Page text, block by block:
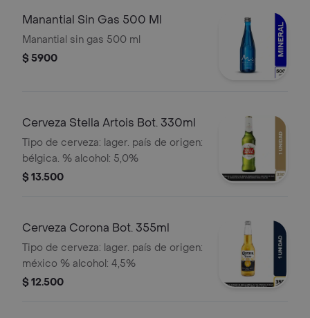
Manantial Sin Gas 500 Ml
Manantial sin gas 500 ml
$ 5900
Cerveza Stella Artois Bot. 330ml
Tipo de cerveza: lager. país de origen:
bélgica. % alcohol: 5,0%
$ 13.500
Cerveza Corona Bot. 355ml
Tipo de cerveza: lager. país de origen:
méxico % alcohol: 4,5%
$ 12.500